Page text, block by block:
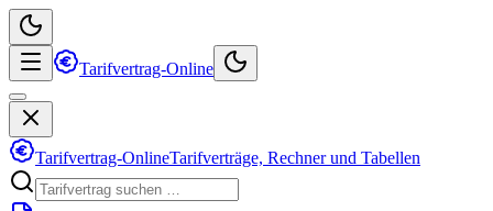
Tarifvertrag-Online
Tarifvertrag-OnlineTarifverträge, Rechner und Tabellen